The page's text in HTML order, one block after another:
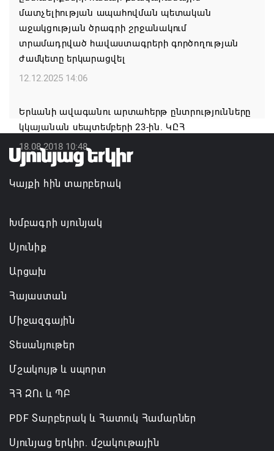
ՀՀ ԱԱԾ սահմանապահ զորքերի
պատվիրակությունն այցելել է Լիտվայի
Հանրապետություն
07.08.2026 16:57
Գարեգին Բ-ի և եպիսկոպոսների գործով
դատավորն ինքնաբացարկ է հայտնել
07.08.2026 16:55
Թուրքիան, Սաուդյան Արաբիան և Պակիստանը
մատչելիության ապահովման պետական
աջակցության ծրագրի շրջանակում
տրամադրված հավաստագրերի գործողության
ժամկետը երկարացվել
12.12.2025 14:06
Երևանի ավագանու արտահերթ ընտրությունները
կկայանան սեպտեմբերի 23-ին. ԿԸՀ
18.08.2018 10:48
Կայքի հին տարբերակ
Խմբագրի սյունյակ
Սյունիք
Արցախ
Հայաստան
Միջազգային
Տեսանյութեր
Մշակույթ և սպորտ
ՀՀ ԶՈւ և ՊԲ
PDF Տարբերակ և Հատուկ Համարներ
Սյունյաց երկիր. մշակութային